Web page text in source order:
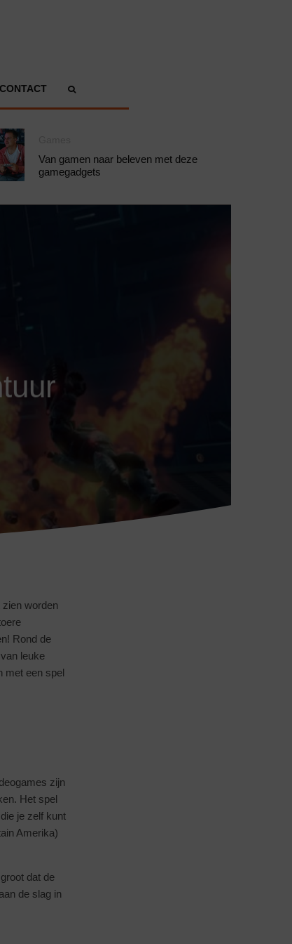
CONTACT
Van gamen naar beleven met deze
gamegadgets
worden
Rond de
leuke
met een spel
zijn
Het spel
je zelf kunt
Amerika)
dat de
de slag in